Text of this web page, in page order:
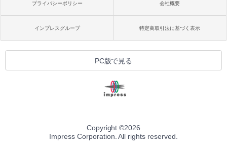
プライバシーポリシー 会社概要
インプレスグループ 特定商取引法に基づく表示
PC版で見る
Copyright ©2026
Impress Corporation. All rights reserved.